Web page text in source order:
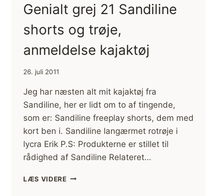
Genialt grej 21 Sandiline
shorts og trøje,
anmeldelse kajaktøj
26. juli 2011
Jeg har næsten alt mit kajaktøj fra
Sandiline, her er lidt om to af tingende,
som er: Sandiline freeplay shorts, dem med
kort ben i. Sandiline langærmet rotrøje i
lycra Erik P.S: Produkterne er stillet til
rådighed af Sandiline Relateret…
LÆS VIDEREGENIALT